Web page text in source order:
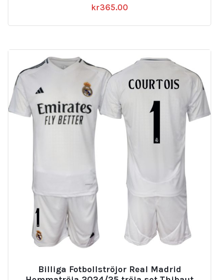
kr365.00
Billiga Fotbollströjor Real Madrid